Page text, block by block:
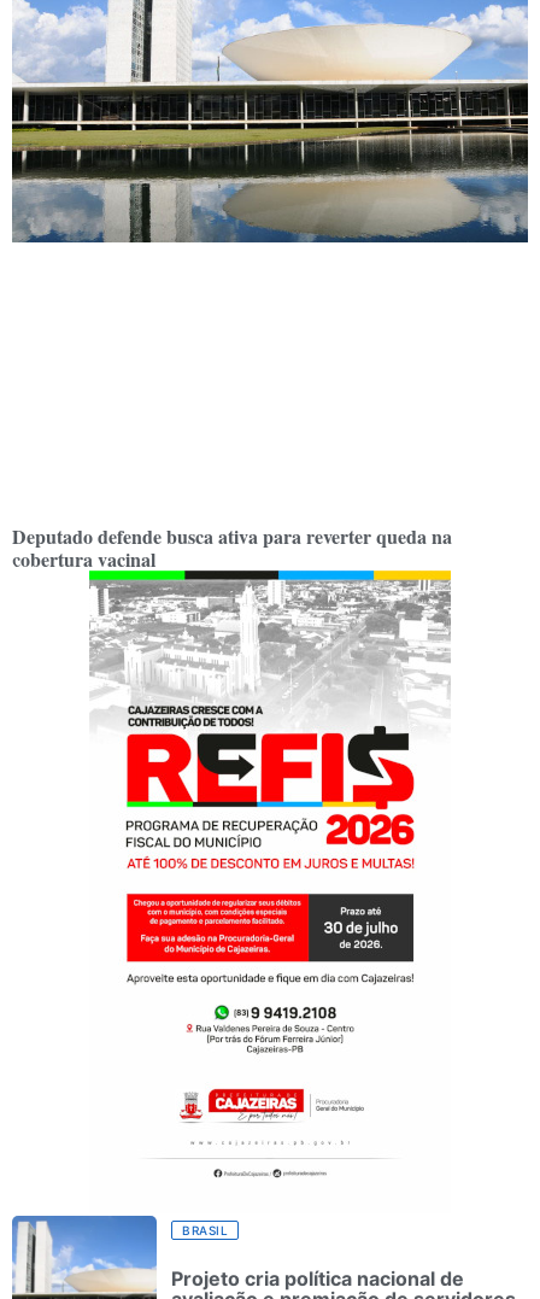
Deputado defende busca ativa para reverter queda na
cobertura vacinal
BRASIL
Projeto cria política nacional de